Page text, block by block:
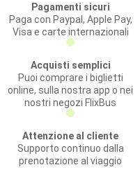
Pagamenti sicuri
Paga con Paypal, Apple Pay,
Visa e carte internazionali
Acquisti semplici
Puoi comprare i biglietti
online, sulla nostra app o nei
nostri negozi FlixBus
Attenzione al cliente
Supporto continuo dalla
prenotazione al viaggio